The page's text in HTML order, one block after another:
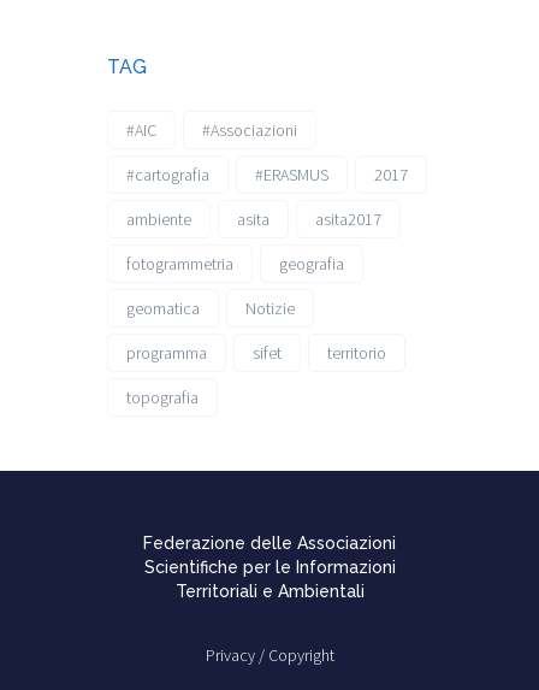
TAG
#AIC #Associazioni
#cartografia #ERASMUS 2017
ambiente asita asita2017
fotogrammetria geografia
geomatica Notizie
programma sifet territorio
topografia
Federazione delle Associazioni
Scientifiche per le Informazioni
Territoriali e Ambientali
Privacy / Copyright